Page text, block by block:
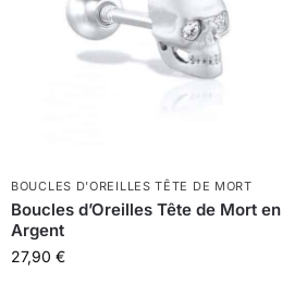
BOUCLES D'OREILLES TÊTE DE MORT
Boucles d’Oreilles Tête de Mort en
Argent
27,90€